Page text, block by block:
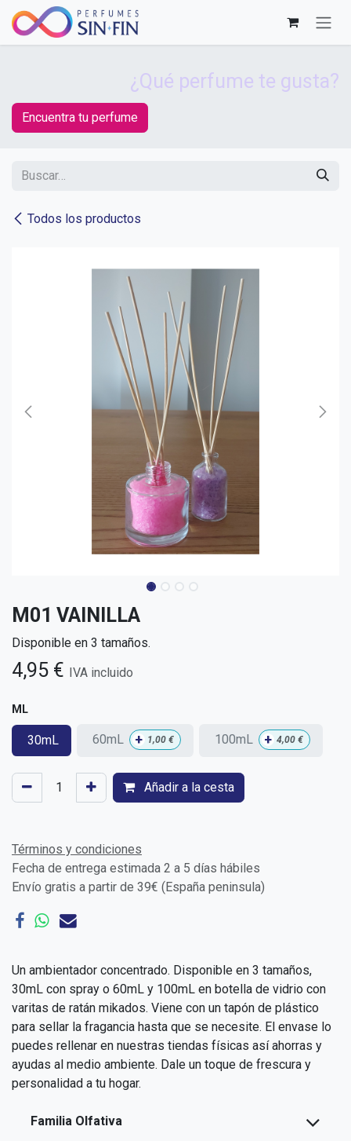
Ir al contenido
¿Qué perfume te gusta?
Encuentra tu perfume
Todos los productos
M01 VAINILLA
Disponible en 3 tamaños.
4,95 € IVA incluido
ML
30mL 60mL + 1,00 € 100mL + 4,00 €
Añadir a la cesta
Términos y condiciones
Fecha de entrega estimada 2 a 5 días hábiles
Envío gratis a partir de 39€ (España peninsula)
Un ambientador concentrado. Disponible en 3 tamaños,
30mL con spray o 60mL y 100mL en botella de vidrio con
varitas de ratán mikados. Viene con un tapón de plástico
para sellar la fragancia hasta que se necesite. El envase lo
puedes rellenar en nuestras tiendas físicas así ahorras y
ayudas al medio ambiente. Dale un toque de frescura y
personalidad a tu hogar.
Familia Olfativa